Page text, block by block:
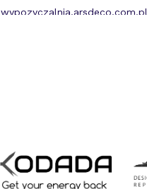
wypozyczalnia.arsdeco.com.pl
grand-security.pl
magnusanimus.pl